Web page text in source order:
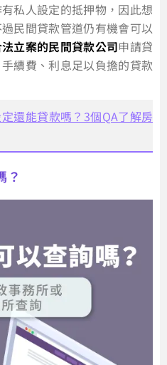
私人設定的抵押物，因此想
民間貸款管道仍有機會可以
立案的民間貸款公司申請貸
續費、利息足以負擔的貸款
還能貸款嗎？3個QA了解房
？